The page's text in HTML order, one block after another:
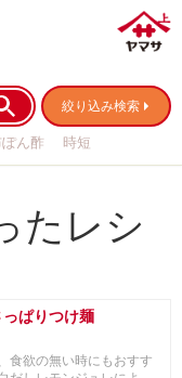
絞り込み検索
ん酢
時短
たレシ
ぱりつけ麺
食欲の無い時にもおすす